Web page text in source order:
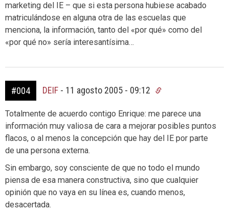
marketing del IE – que si esta persona hubiese acabado
matriculándose en alguna otra de las escuelas que
menciona, la información, tanto del «por qué» como del
«por qué no» sería interesantísima…
#004 DEIF - 11 agosto 2005 - 09:12
Totalmente de acuerdo contigo Enrique: me parece una
información muy valiosa de cara a mejorar posibles puntos
flacos, o al menos la concepción que hay del IE por parte
de una persona externa.
Sin embargo, soy consciente de que no todo el mundo
piensa de esa manera constructiva, sino que cualquier
opinión que no vaya en su línea es, cuando menos,
desacertada.